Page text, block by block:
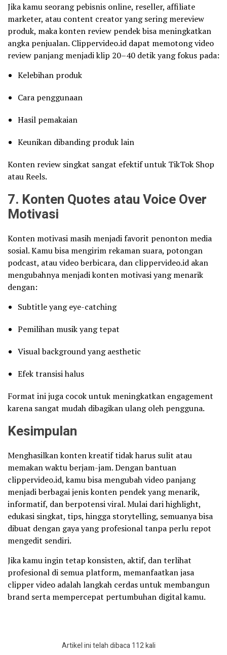
Jika kamu seorang pebisnis online, reseller, affiliate
marketer, atau content creator yang sering mereview
produk, maka konten review pendek bisa meningkatkan
angka penjualan. Clippervideo.id dapat memotong video
review panjang menjadi klip 20–40 detik yang fokus pada:
Kelebihan produk
Cara penggunaan
Hasil pemakaian
Keunikan dibanding produk lain
Konten review singkat sangat efektif untuk TikTok Shop
atau Reels.
7. Konten Quotes atau Voice Over
Motivasi
Konten motivasi masih menjadi favorit penonton media
sosial. Kamu bisa mengirim rekaman suara, potongan
podcast, atau video berbicara, dan clippervideo.id akan
mengubahnya menjadi konten motivasi yang menarik
dengan:
Subtitle yang eye-catching
Pemilihan musik yang tepat
Visual background yang aesthetic
Efek transisi halus
Format ini juga cocok untuk meningkatkan engagement
karena sangat mudah dibagikan ulang oleh pengguna.
Kesimpulan
Menghasilkan konten kreatif tidak harus sulit atau
memakan waktu berjam-jam. Dengan bantuan
clippervideo.id, kamu bisa mengubah video panjang
menjadi berbagai jenis konten pendek yang menarik,
informatif, dan berpotensi viral. Mulai dari highlight,
edukasi singkat, tips, hingga storytelling, semuanya bisa
dibuat dengan gaya yang profesional tanpa perlu repot
mengedit sendiri.
Jika kamu ingin tetap konsisten, aktif, dan terlihat
profesional di semua platform, memanfaatkan jasa
clipper video adalah langkah cerdas untuk membangun
brand serta mempercepat pertumbuhan digital kamu.
Artikel ini telah dibaca 112 kali